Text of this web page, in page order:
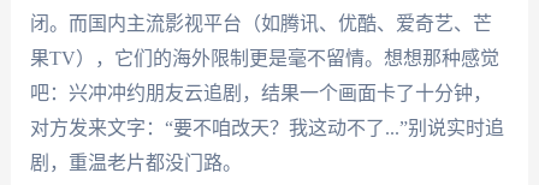
闭。而国内主流影视平台（如腾讯、优酷、爱奇艺、芒
果TV），它们的海外限制更是毫不留情。想想那种感觉
吧：兴冲冲约朋友云追剧，结果一个画面卡了十分钟，
对方发来文字：“要不咱改天？我这动不了...”别说实时追
剧，重温老片都没门路。